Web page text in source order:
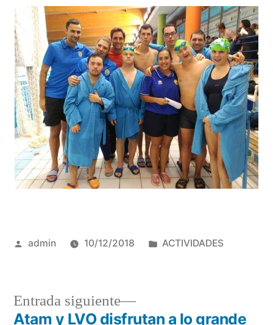
Publicado
admin 10/12/2018
Publicado
ACTIVIDADES
Entrada siguiente
Entrada
siguiente:
Atam y LVO disfrutan a lo grande